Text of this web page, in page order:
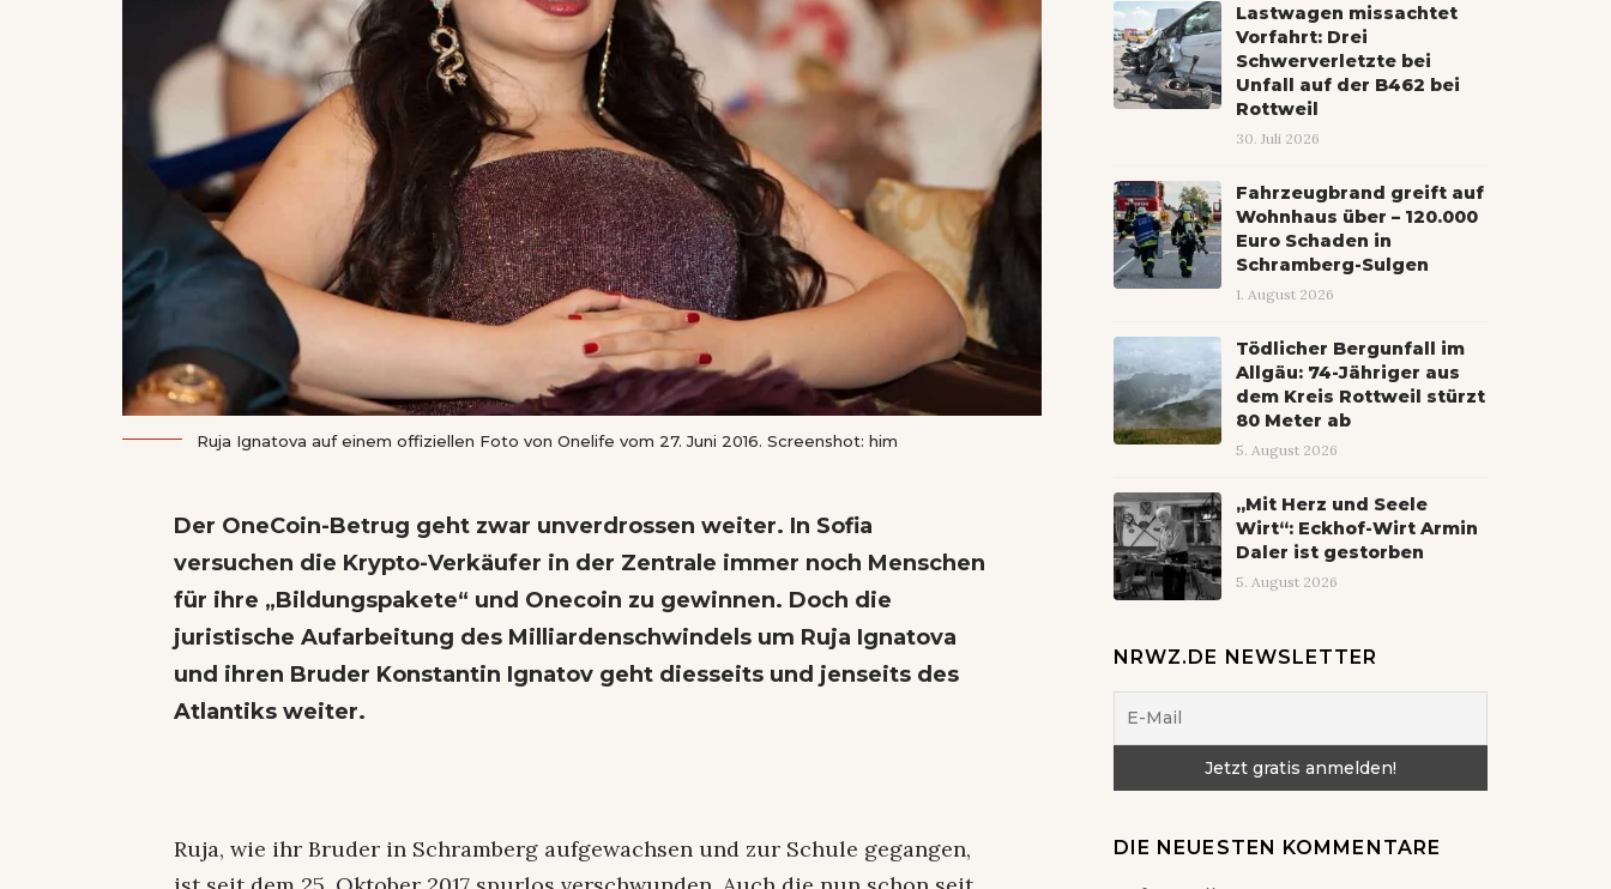
Ruja Ignatova auf einem offiziellen Foto von Onelife vom 27. Juni 2016. Screenshot: him
Der OneCoin-Betrug geht zwar unverdrossen weiter. In Sofia
versuchen die Krypto-Verkäufer in der Zentrale immer noch Menschen
für ihre „Bildungspakete“ und Onecoin zu gewinnen. Doch die
juristische Aufarbeitung des Milliardenschwindels um Ruja Ignatova
und ihren Bruder Konstantin Ignatov geht diesseits und jenseits des
Atlantiks weiter.
Ruja, wie ihr Bruder in Schramberg aufgewachsen und zur Schule gegangen,
Lastwagen missachtet
Vorfahrt: Drei
Schwerverletzte bei
Unfall auf der B462 bei
Rottweil
30. Juli 2026
Fahrzeugbrand greift auf
Wohnhaus über – 120.000
Euro Schaden in
Schramberg-Sulgen
1. August 2026
Tödlicher Bergunfall im
Allgäu: 74-Jähriger aus
dem Kreis Rottweil stürzt
80 Meter ab
5. August 2026
„Mit Herz und Seele
Wirt“: Eckhof-Wirt Armin
Daler ist gestorben
5. August 2026
NRWZ.DE NEWSLETTER
DIE NEUESTEN KOMMENTARE